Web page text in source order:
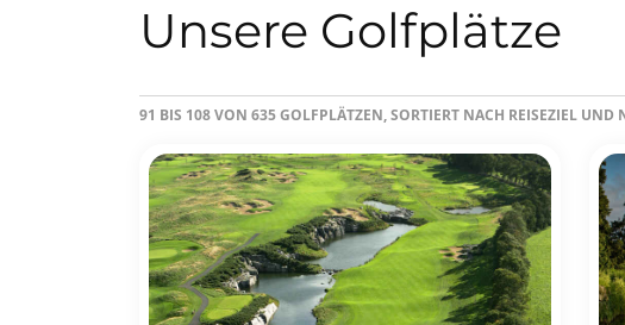
Unsere Golfplätze
91 BIS 108 VON 635 GOLFPLÄTZEN, SORTIERT NACH REISEZIEL UND